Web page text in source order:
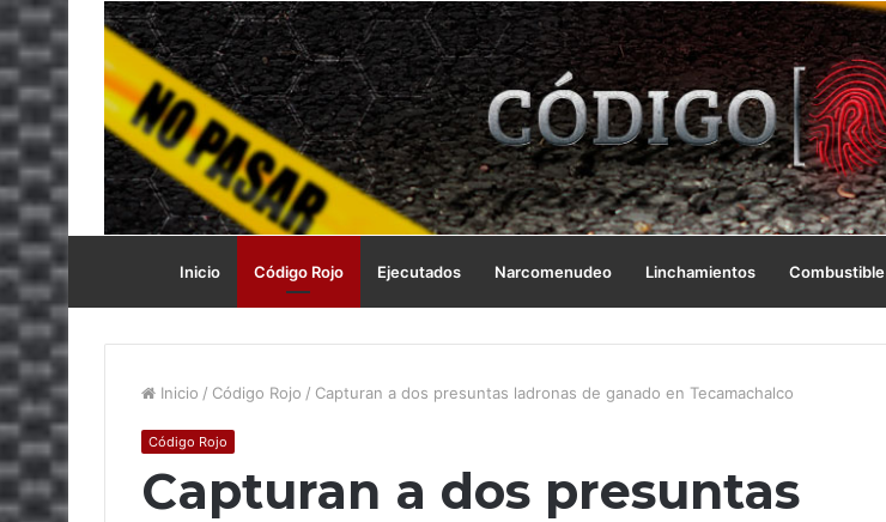
Inicio Código Rojo Ejecutados Narcomenudeo Linchamientos Combustible
Inicio / Código Rojo / Capturan a dos presuntas ladronas de ganado en Tecamachalco
Código Rojo
Capturan a dos presuntas